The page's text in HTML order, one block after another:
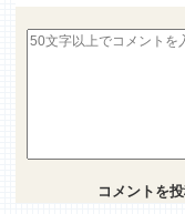
コメントを